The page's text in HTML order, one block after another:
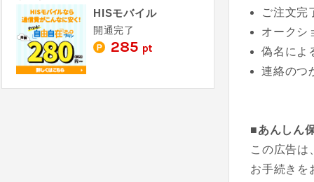
ご注文完
オークシ
偽名によ
連絡のつ
■あんしん
この広告は
お手続きを
HISモバイル
開通完了
285 pt